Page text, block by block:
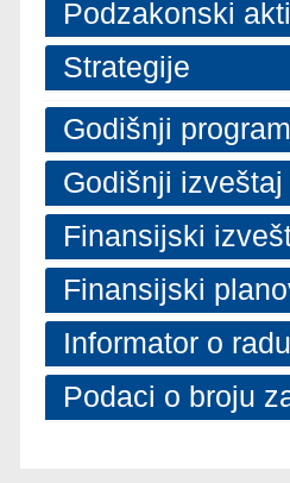
Podzakonski akti
Strategije
Godišnji
Godišnji izveštaj
Finansijski
Finansijski
Informator o radu
Podaci o broju